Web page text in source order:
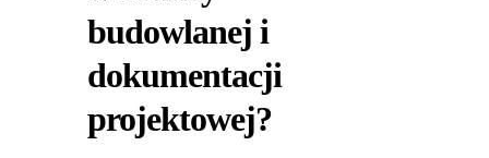
budowlanej i
dokumentacji
projektowej?